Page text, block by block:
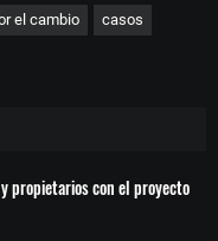
el cambio casos
propietarios con el proyecto